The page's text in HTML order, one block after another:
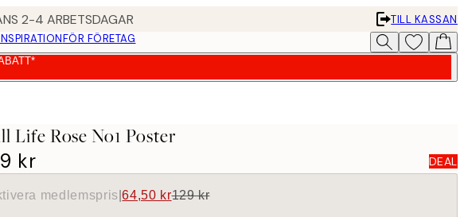
2-4 ARBETSDAGAR
TILL KASSAN
FÖR FÖRETAG
Life Rose No1 Poster
kr
DEAL
medlemspris |64,50 kr129 kr